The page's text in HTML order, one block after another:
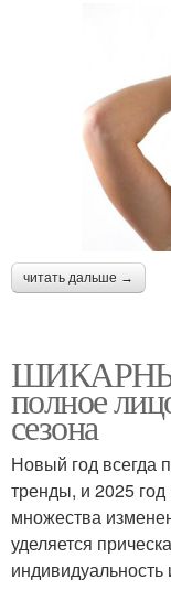
читать дальше →
полное
сезона
Новый год всегда
тренды, и 2025
множества
уделяется